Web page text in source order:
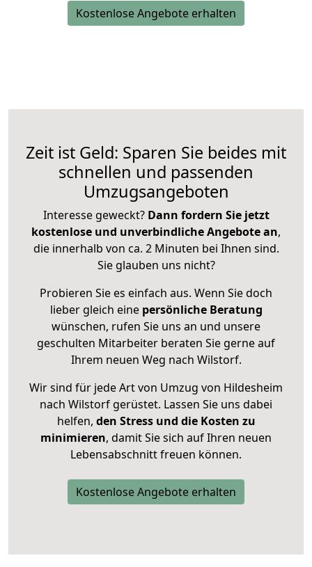
Kostenlose Angebote erhalten
Zeit ist Geld: Sparen Sie beides mit
schnellen und passenden
Umzugsangeboten
Interesse geweckt? Dann fordern Sie jetzt
kostenlose und unverbindliche Angebote an,
die innerhalb von ca. 2 Minuten bei Ihnen sind.
Sie glauben uns nicht?
Probieren Sie es einfach aus. Wenn Sie doch
lieber gleich eine persönliche Beratung
wünschen, rufen Sie uns an und unsere
geschulten Mitarbeiter beraten Sie gerne auf
Ihrem neuen Weg nach Wilstorf.
Wir sind für jede Art von Umzug von Hildesheim
nach Wilstorf gerüstet. Lassen Sie uns dabei
helfen, den Stress und die Kosten zu
minimieren, damit Sie sich auf Ihren neuen
Lebensabschnitt freuen können.
Kostenlose Angebote erhalten